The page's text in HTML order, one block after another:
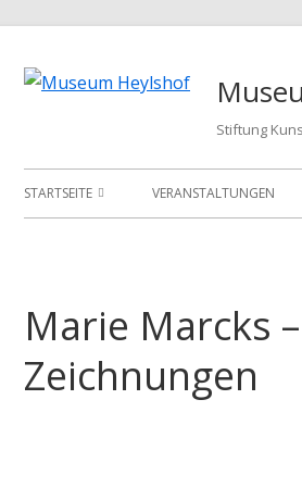
Stiftung
Primäres
STARTSEITE VERANSTALTUNGEN
Marie Marcks
Zeichnungen